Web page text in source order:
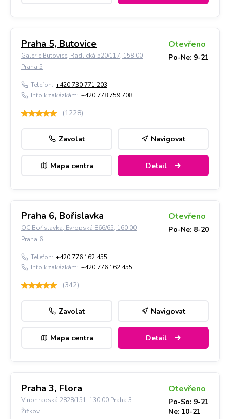
Praha 5, Butovice
Galerie Butovice, Radlická 520/117, 158 00
Praha 5
Otevřeno
Po-Ne: 9-21
Telefon: +420 730 771 203
Info k zakázkám: +420 778 759 708
(1228)
Zavolat Navigovat
Mapa centra Detail
Praha 6, Bořislavka
OC Bořislavka, Evropská 866/65, 160 00
Praha 6
Otevřeno
Po-Ne: 8-20
Telefon: +420 776 162 455
Info k zakázkám: +420 776 162 455
(342)
Zavolat Navigovat
Mapa centra Detail
Praha 3, Flora
Vinohradská 2828/151, 130 00 Praha 3-
Žižkov
Otevřeno
Po-So: 9-21
Ne: 10-21